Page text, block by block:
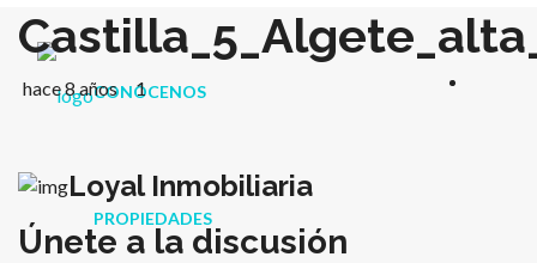
CONÓCENOS
PROPIEDADES
hace 8 años 1
Loyal Inmobiliaria
Únete a la discusión